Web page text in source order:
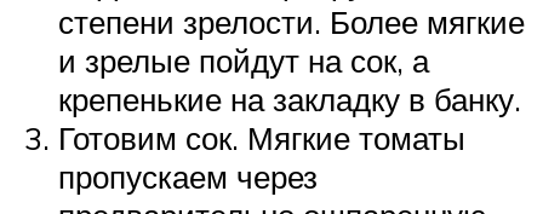
степени зрелости. Более мягкие
и зрелые пойдут на сок, а
крепенькие на закладку в банку.
Готовим сок. Мягкие томаты
пропускаем через